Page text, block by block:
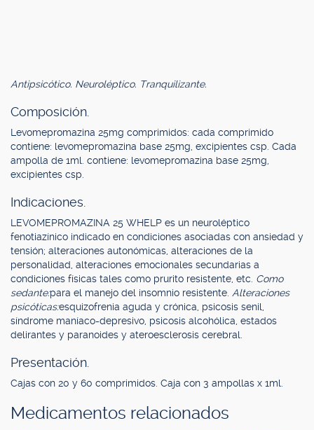
Antipsicótico. Neuroléptico. Tranquilizante.
Composición.
Levomepromazina 25mg comprimidos: cada comprimido
contiene: levomepromazina base 25mg, excipientes csp. Cada
ampolla de 1ml. contiene: levomepromazina base 25mg,
excipientes csp.
Indicaciones.
LEVOMEPROMAZINA 25 WHELP es un neuroléptico
fenotiazínico indicado en condiciones asociadas con ansiedad y
tensión; alteraciones autonómicas, alteraciones de la
personalidad, alteraciones emocionales secundarias a
condiciones físicas tales como prurito resistente, etc. Como
sedante:para el manejo del insomnio resistente. Alteraciones
psicóticas:esquizofrenia aguda y crónica, psicosis senil,
síndrome maníaco-depresivo, psicosis alcohólica, estados
delirantes y paranoides y ateroesclerosis cerebral.
Presentación.
Cajas con 20 y 60 comprimidos. Caja con 3 ampollas x 1ml.
Medicamentos relacionados